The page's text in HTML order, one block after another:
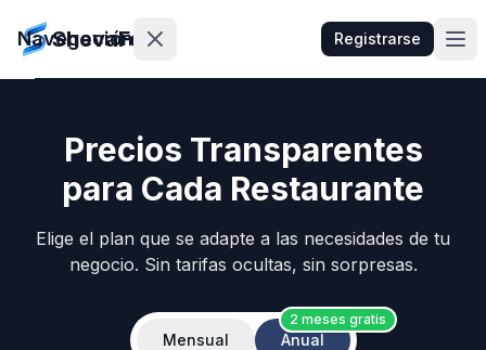
ShevaFood Registrarse
Navegación
Novedades
Contacto
Precios Transparentes
para Cada Restaurante
Elige el plan que se adapte a las necesidades de tu
negocio. Sin tarifas ocultas, sin sorpresas.
Mensual Anual
2 meses gratis